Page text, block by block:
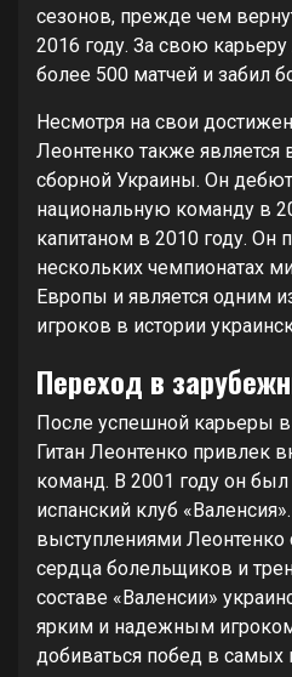
сезонов, прежде чем
2016 году. За свою
более 500 матчей и забил
Несмотря на свои
Леонтенко также
сборной Украины. Он
национальную команду в
капитаном в 2010 году. Он
нескольких чемпионатах
Европы и является одним
игроков в истории
Переход в
После успешной карьеры в
Гитан Леонтенко привлек
команд. В 2001 году он
испанский клуб
выступлениями Леонтенко
сердца болельщиков и
составе «Валенсии»
ярким и надежным
добиваться побед в самых